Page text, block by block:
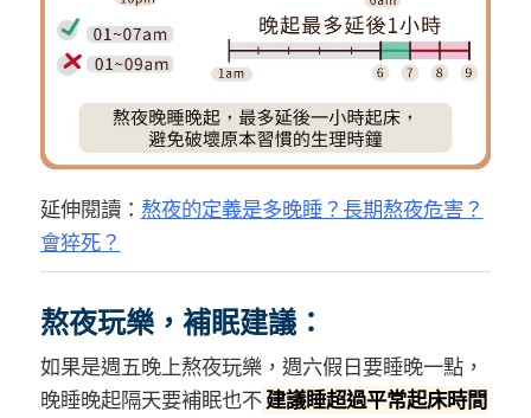
延伸閱讀： 熬夜的定義是多晚睡？長期熬夜危害？
會猝死？
熬夜玩樂，補眠建議：
如果是週五晚上熬夜玩樂，週六假日要睡晚一點，
晚睡晚起隔天要補眠也不 建議睡超過平常起床時間